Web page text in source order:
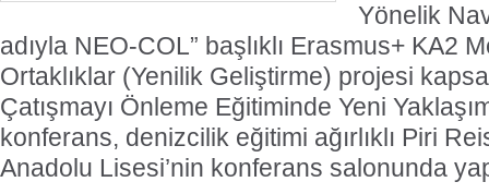
Yönelik
adıyla NEO-COL” başlıklı Erasmus+ KA2
Ortaklıklar (Yenilik Geliştirme) projesi
Çatışmayı Önleme Eğitiminde Yeni
konferans, denizcilik eğitimi ağırlıklı Piri
Anadolu Lisesi’nin konferans salonunda